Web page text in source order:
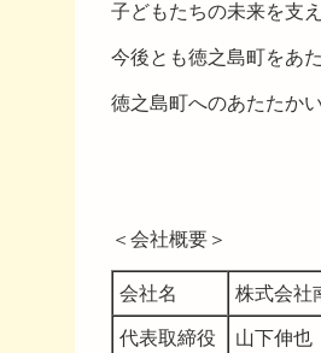
子どもたちの未来を支
今後とも徳之島町をあ
徳之島町へのあたたか
＜会社概要＞
会社名 株式会社
代表取締役 山下伸也